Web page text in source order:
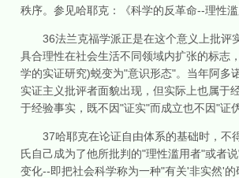
秩序。参见哈耶克：《科学的反革命--理性滥
36法兰克福学派正是在这个意义上批评实
具合理性在社会生活不同领域内扩张的标志
学的实证研究)蜕变为"意识形态"。当年阿多
实证主义批评者面貌出现，但实际上也属于
于经验事实，既不因"证实"而成立也不因"证
37哈耶克在论证自由体系的基础时，不得
氏自己成为了他所批判的"理性滥用者"或者
变化--即把社会科学称为一种"有关'非实然'